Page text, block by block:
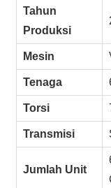
Tahun
Produksi
Mesin
Tenaga
Torsi
Transmisi
Jumlah Unit